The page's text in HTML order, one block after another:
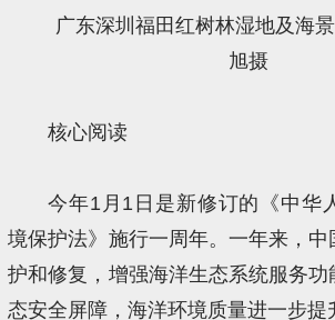
广东深圳福田红树林湿地及海
旭摄
核心阅读
今年1月1日是新修订的《中华
境保护法》施行一周年。一年来，
护和修复，增强海洋生态系统服务功
态安全屏障，海洋环境质量进一步提